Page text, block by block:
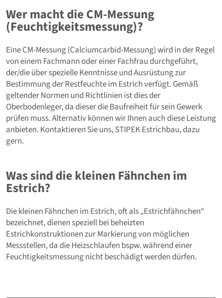
Wer macht die CM-Messung
(Feuchtigkeitsmessung)?
Eine CM-Messung (Calciumcarbid-Messung) wird in der Regel
von einem Fachmann oder einer Fachfrau durchgeführt,
der/die über spezielle Kenntnisse und Ausrüstung zur
Bestimmung der Restfeuchte im Estrich verfügt. Gemäß
geltender Normen und Richtlinien ist dies der
Oberbodenleger, da dieser die Baufreiheit für sein Gewerk
prüfen muss. Alternativ können wir Ihnen auch diese Leistung
anbieten. Kontaktieren Sie uns, STIPEK Estrichbau, dazu
gern.
Was sind die kleinen Fähnchen im
Estrich?
Die kleinen Fähnchen im Estrich, oft als „Estrichfähnchen“
bezeichnet, dienen speziell bei beheizten
Estrichkonstruktionen zur Markierung von möglichen
Messstellen, da die Heizschlaufen bspw. während einer
Feuchtigkeitsmessung nicht beschädigt werden dürfen.